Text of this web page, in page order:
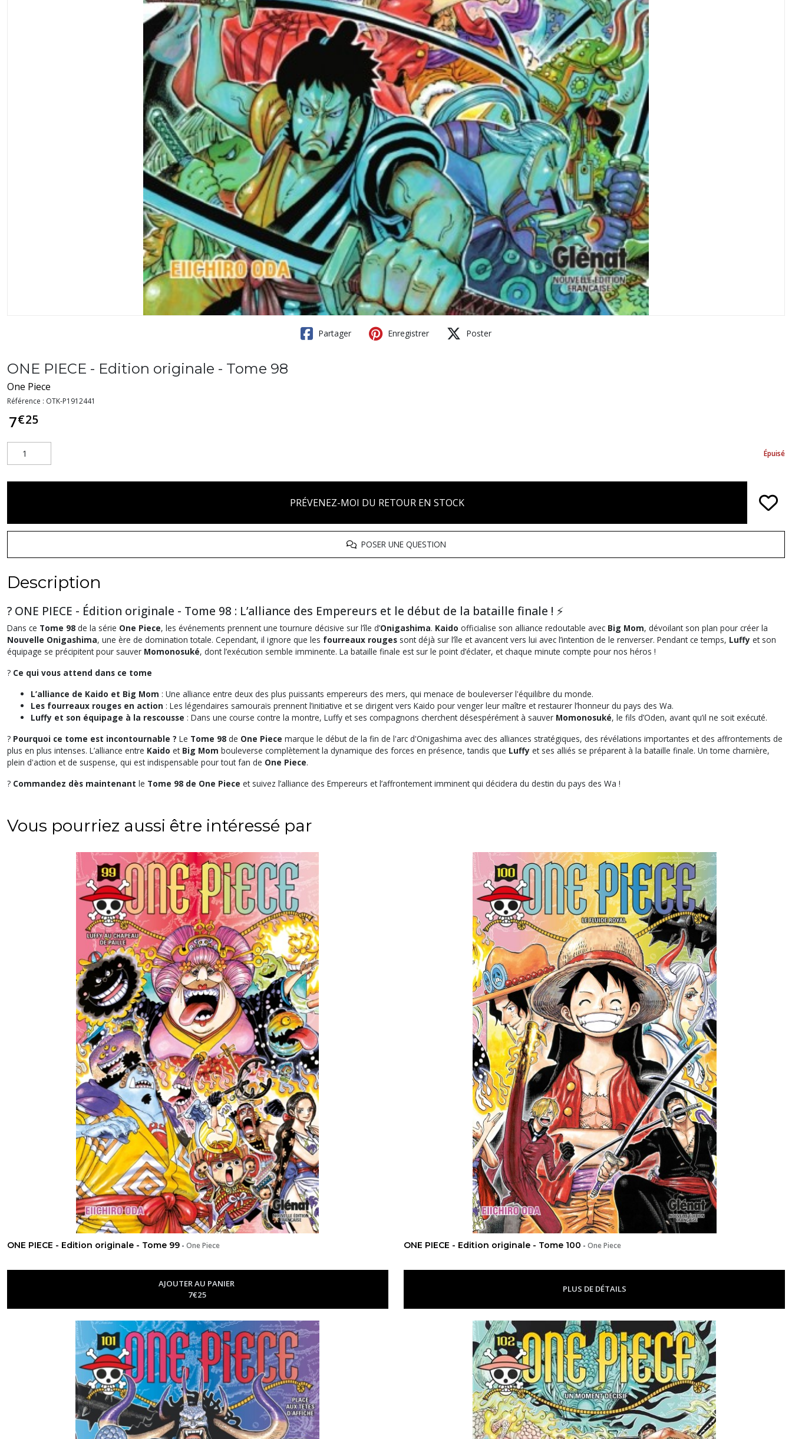
Partager Enregistrer Poster
ONE PIECE - Edition originale - Tome 98
One Piece
Référence : OTK-P1912441
7€25
Épuisé
PRÉVENEZ-MOI DU RETOUR EN STOCK
POSER UNE QUESTION
Description
? ONE PIECE - Édition originale - Tome 98 : L’alliance des Empereurs et le début de la bataille finale ! ⚡
Dans ce Tome 98 de la série One Piece, les événements prennent une tournure décisive sur l’île d’Onigashima. Kaido officialise son alliance redoutable avec Big Mom, dévoilant son plan pour créer la
Nouvelle Onigashima, une ère de domination totale. Cependant, il ignore que les fourreaux rouges sont déjà sur l’île et avancent vers lui avec l’intention de le renverser. Pendant ce temps, Luffy et son
équipage se précipitent pour sauver Momonosuké, dont l’exécution semble imminente. La bataille finale est sur le point d’éclater, et chaque minute compte pour nos héros !
? Ce qui vous attend dans ce tome
L’alliance de Kaido et Big Mom : Une alliance entre deux des plus puissants empereurs des mers, qui menace de bouleverser l'équilibre du monde.
Les fourreaux rouges en action : Les légendaires samouraïs prennent l’initiative et se dirigent vers Kaido pour venger leur maître et restaurer l’honneur du pays des Wa.
Luffy et son équipage à la rescousse : Dans une course contre la montre, Luffy et ses compagnons cherchent désespérément à sauver Momonosuké, le fils d’Oden, avant qu’il ne soit exécuté.
? Pourquoi ce tome est incontournable ? Le Tome 98 de One Piece marque le début de la fin de l'arc d'Onigashima avec des alliances stratégiques, des révélations importantes et des affrontements de
plus en plus intenses. L’alliance entre Kaido et Big Mom bouleverse complètement la dynamique des forces en présence, tandis que Luffy et ses alliés se préparent à la bataille finale. Un tome charnière,
plein d'action et de suspense, qui est indispensable pour tout fan de One Piece.
? Commandez dès maintenant le Tome 98 de One Piece et suivez l’alliance des Empereurs et l’affrontement imminent qui décidera du destin du pays des Wa !
Vous pourriez aussi être intéressé par
ONE PIECE - Edition originale - Tome 99 - One Piece
AJOUTER AU PANIER
7€25
ONE PIECE - Edition originale - Tome 100 -One Piece
PLUS DE DÉTAILS